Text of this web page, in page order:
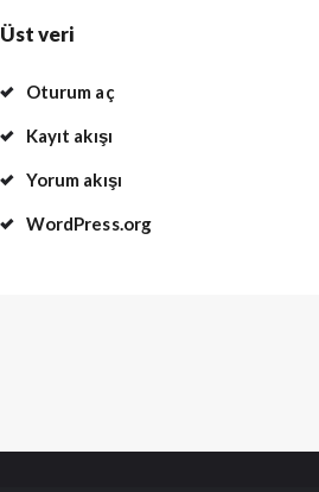
Üst veri
Oturum aç
Kayıt akışı
Yorum akışı
WordPress.org